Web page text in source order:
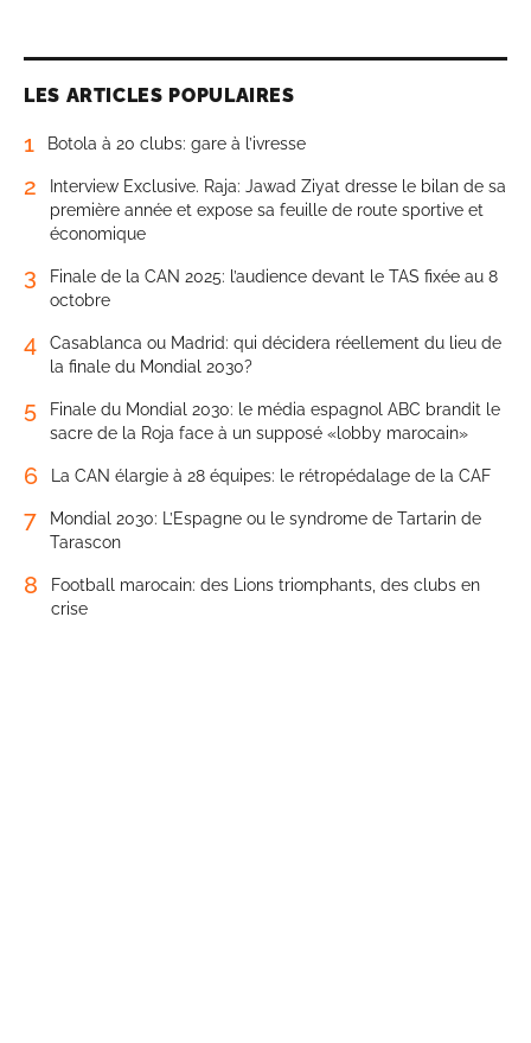
LES ARTICLES POPULAIRES
1 Botola à 20 clubs: gare à l’ivresse
2
Interview Exclusive. Raja: Jawad Ziyat dresse le bilan de sa
première année et expose sa feuille de route sportive et
économique
3
Finale de la CAN 2025: l’audience devant le TAS fixée au 8
octobre
4
Casablanca ou Madrid: qui décidera réellement du lieu de
la finale du Mondial 2030?
5
Finale du Mondial 2030: le média espagnol ABC brandit le
sacre de la Roja face à un supposé «lobby marocain»
6 La CAN élargie à 28 équipes: le rétropédalage de la CAF
7
Mondial 2030: L’Espagne ou le syndrome de Tartarin de
Tarascon
8
Football marocain: des Lions triomphants, des clubs en
crise